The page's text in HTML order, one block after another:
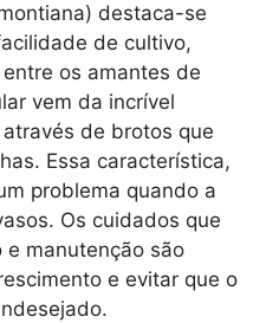
destaca-se
de cultivo,
os amantes de
vem da incrível
de brotos que
Essa característica,
problema quando a
Os cuidados que
e manutenção são
e evitar que o